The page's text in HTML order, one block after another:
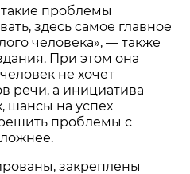
проблемы
здесь самое главное
человека», — также
При этом она
не хочет
речи, а инициатива
шансы на успех
проблемы с
закреплены